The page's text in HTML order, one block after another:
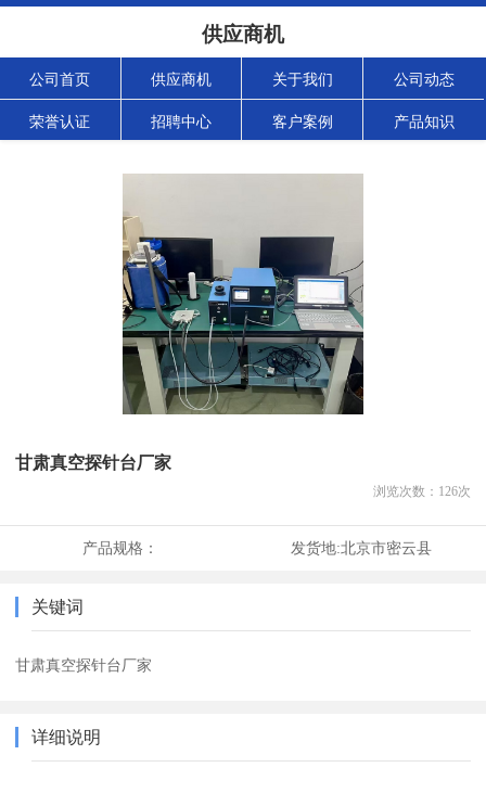
供应商机
公司首页 供应商机 关于我们 公司动态
荣誉认证 招聘中心 客户案例 产品知识
甘肃真空探针台厂家
浏览次数： 126次
产品规格： 发货地:北京市密云县
关键词
甘肃真空探针台厂家
详细说明